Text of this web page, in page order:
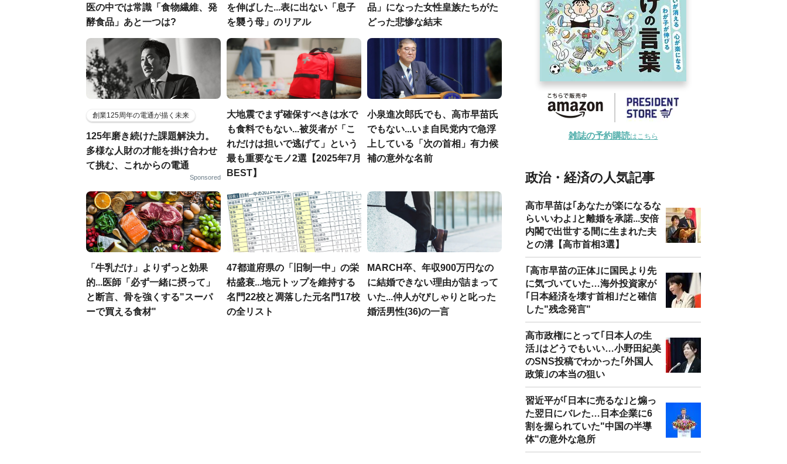
医の中では常識「食物繊維、発
酵食品」あと一つは?
を伸ばした...表に出ない「息子
を襲う母」のリアル
品」になった女性皇族たちがた
どった悲惨な結末
創業125周年の電通が描く未来
125年磨き続けた課題解決力。
多様な人財の才能を掛け合わせ
て挑む、これからの電通
Sponsored
大地震でまず確保すべきは水で
も食料でもない...被災者が「こ
れだけは担いで逃げて」という
最も重要なモノ2選【2025年7月
BEST】
小泉進次郎氏でも、高市早苗氏
でもない...いま自民党内で急浮
上している「次の首相」有力候
補の意外な名前
「牛乳だけ」よりずっと効果
的...医師「必ず一緒に摂って」
と断言、骨を強くする"スーパ
ーで買える食材"
47都道府県の「旧制一中」の栄
枯盛衰...地元トップを維持する
名門22校と凋落した元名門17校
の全リスト
MARCH卒、年収900万円なの
に結婚できない理由が詰まって
いた...仲人がぴしゃりと叱った
婚活男性(36)の一言
雑誌の予約購読はこちら
政治・経済の人気記事
高市早苗は｢あなたが楽になるな
らいいわよ｣と離婚を承諾...安倍
内閣で出世する間に生まれた夫
との溝【高市首相3選】
｢高市早苗の正体｣に国民より先
に気づいていた…海外投資家が
｢日本経済を壊す首相｣だと確信
した"残念発言"
高市政権にとって｢日本人の生
活｣はどうでもいい…小野田紀美
のSNS投稿でわかった｢外国人
政策｣の本当の狙い
習近平が｢日本に売るな｣と煽っ
た翌日にバレた…日本企業に6
割を握られていた"中国の半導
体"の意外な急所